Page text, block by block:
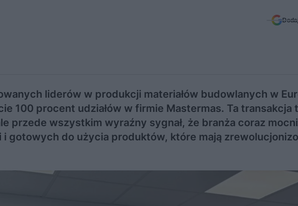
liderów w produkcji materiałów budowlanych w
100 procent udziałów w firmie Mastermas. Ta transakcja
przede wszystkim wyraźny sygnał, że branża coraz
gotowych do użycia produktów, które mają